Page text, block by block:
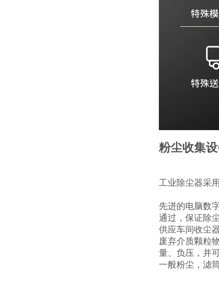
粉尘收集
工业除尘器采
先进的电脑数
通过，保证除
供应车间收尘
废弃介质颗粒
量、负压，并
一般粉尘，滤